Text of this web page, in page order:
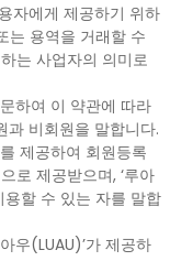
자에게 제공하기 위하
는 용역을 거래할 수
는 사업자의 의미로
하여 이 약관에 따라
과 비회원을 말합니다.
제공하여 회원등록
로 제공받으며, ‘루아
용할 수 있는 자를 말합
우(LUAU)’가 제공하